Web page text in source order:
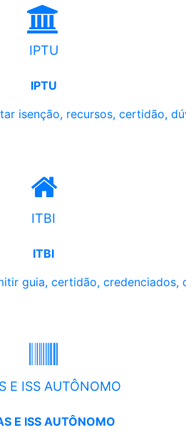
IPTU
IPTU
isenção, recursos, certidão,
ITBI
ITBI
guia, certidão, credenciados,
E ISS AUTÔNOMO
E ISS AUTÔNOMO